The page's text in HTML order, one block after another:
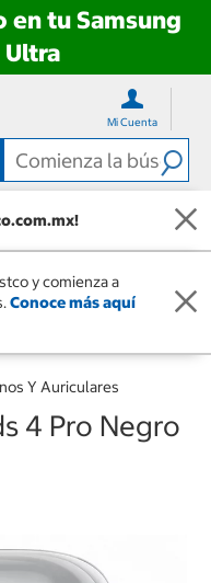
en tu Samsung
Ultra
Mi Cuenta
y comienza a
Conoce más aquí
Y Auriculares
4 Pro Negro